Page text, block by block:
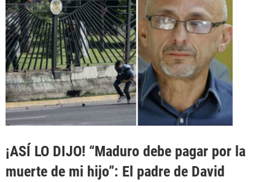
¡ASÍ LO DIJO! “Maduro debe pagar por la
muerte de mi hijo”: El padre de David